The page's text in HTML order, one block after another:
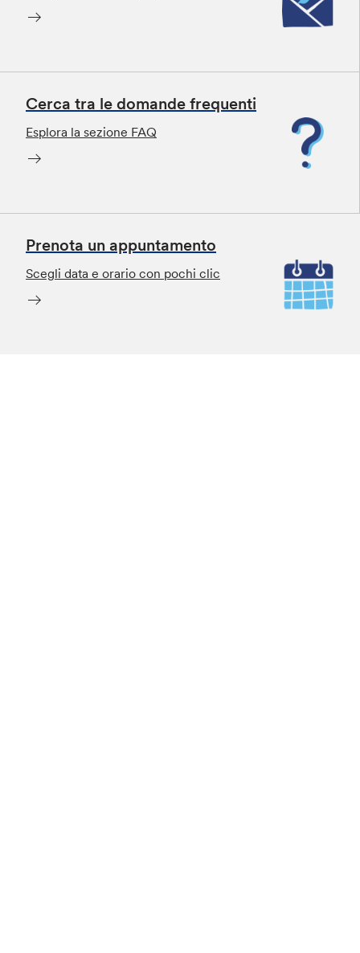
Cerca tra le domande frequenti
Esplora la sezione FAQ
Prenota un appuntamento
Scegli data e orario con pochi clic